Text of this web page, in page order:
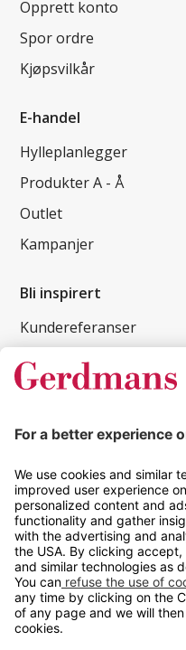
Opprett konto
Spor ordre
Kjøpsvilkår
E-handel
Hylleplanlegger
Produkter A - Å
Outlet
Kampanjer
Bli inspirert
Kundereferanser
Magasin
Tips og guider
Kontakt
info@gerdmans.no
67 80 56 20
Åpningstid
Hverdager 08:00-16:00